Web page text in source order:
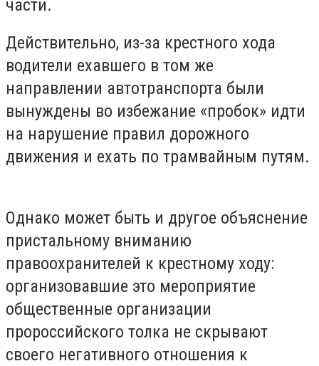
части.
Действительно, из-за крестного хода
водители ехавшего в том же
направлении автотранспорта были
вынуждены во избежание «пробок» идти
на нарушение правил дорожного
движения и ехать по трамвайным путям.
Однако может быть и другое объяснение
пристальному вниманию
правоохранителей к крестному ходу:
организовавшие это мероприятие
общественные организации
пророссийского толка не скрывают
своего негативного отношения к